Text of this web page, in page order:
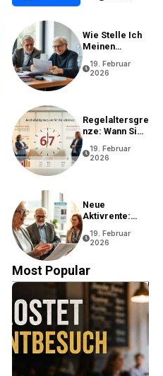
Wie Stelle Ich
Meinen
19. Februar
2026
Regelaltersgre
Nze: Wann Sie
Können
19. Februar
2026
Neue
Aktivrente:
Bedingungen
19. Februar
2026
Most Popular